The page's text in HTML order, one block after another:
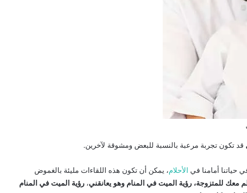
قد تكون تجربة مرعبة بالنسبة للبعض ومشوقة لآخرين.
حياتنا أمامنا في الأحلام، يمكن أن تكون هذه اللقاءات مليئة بالغموض
معك للمتزوجة، رؤية الميت في المنام وهو يعانقني، رؤية الميت في المنام